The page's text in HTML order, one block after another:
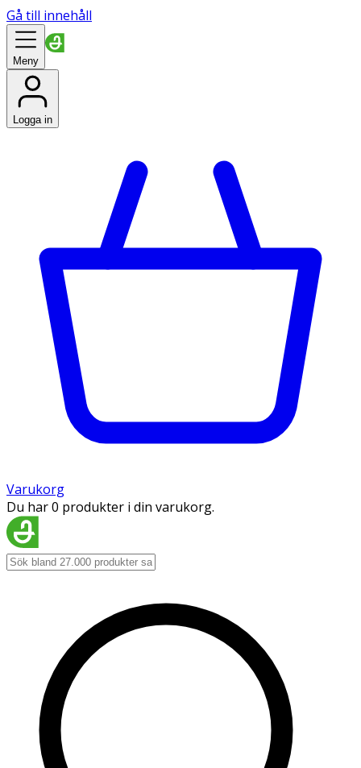
Gå till innehåll
Meny
Logga in
Varukorg
Du har 0 produkter i din varukorg.